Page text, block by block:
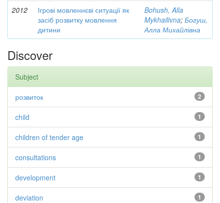
2012
Ігрові мовленнєві ситуації як
засіб розвитку мовлення
дитини
Bohush, Alla
Mykhailivna; Богуш,
Алла Михайлівна
Discover
Subject
2
розвиток
1
child
1
children of tender age
1
consultations
1
development
1
deviation